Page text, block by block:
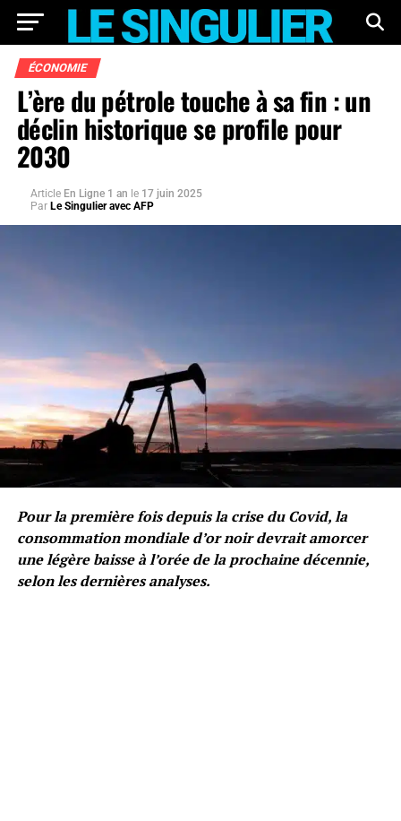
ÉCONOMIE
L’ère du pétrole touche à sa fin : un
déclin historique se profile pour
2030
Article En Ligne 1 an le 17 juin 2025
Par Le Singulier avec AFP
Pour la première fois depuis la crise du Covid, la
consommation mondiale d’or noir devrait amorcer
une légère baisse à l’orée de la prochaine décennie,
selon les dernières analyses.